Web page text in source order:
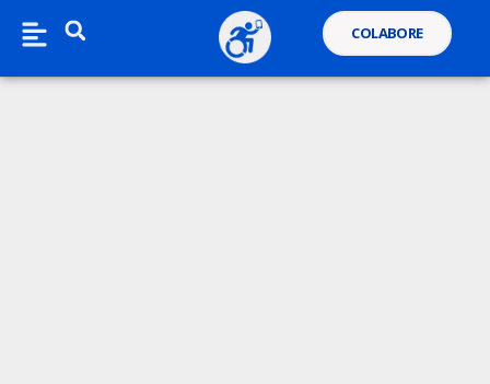
COLABORE